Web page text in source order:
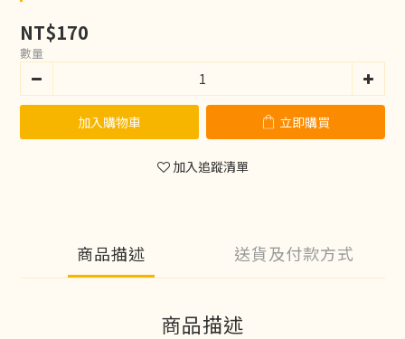
NT$170
數量
加入購物車 立即購買
加入追蹤清單
商品描述 送貨及付款方式
商品描述